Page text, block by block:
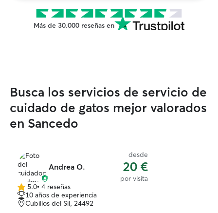
Más de 30.000 reseñas en
Busca los servicios de servicio de
cuidado de gatos mejor valorados
en Sancedo
Andrea O.
desde
20 €
por visita
5.0
de
5
5.0• 4 reseñas
10 años de experiencia
Cubillos del Sil, 24492